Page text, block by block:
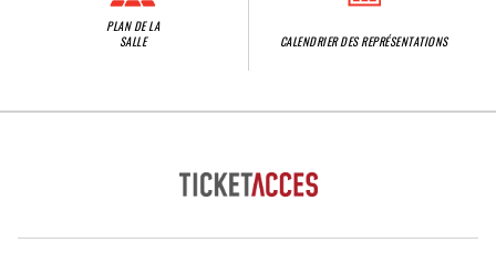
PLAN DE LA
SALLE
CALENDRIER DES REPRÉSENTATIONS